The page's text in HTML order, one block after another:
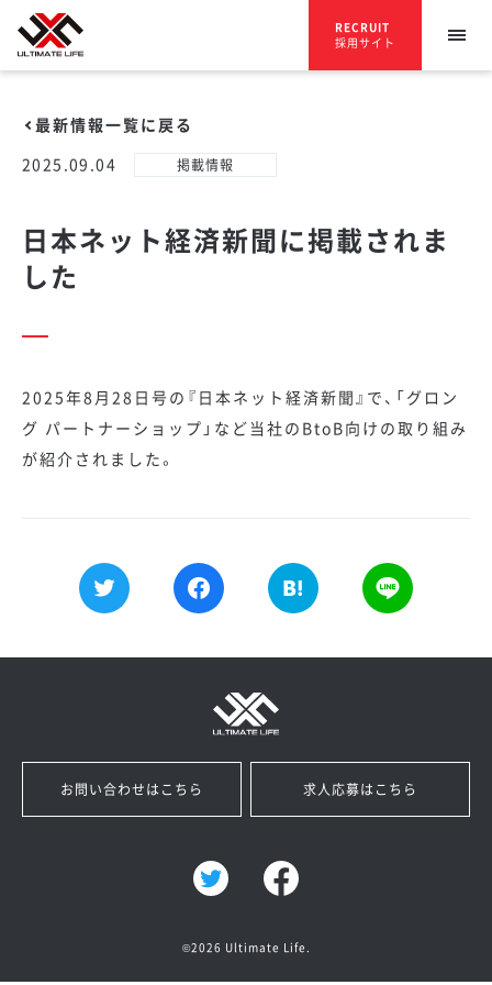
RECRUIT
採用サイト
最新情報一覧に戻る
2025.09.04
掲載情報
日本ネット経済新聞に掲載されま
した
2025年8月28日号の『日本ネット経済新聞』で、「グロン
グ パートナーショップ」など当社のBtoB向けの取り組み
が紹介されました。
お問い合わせはこちら 求人応募はこちら
©2026 Ultimate Life.